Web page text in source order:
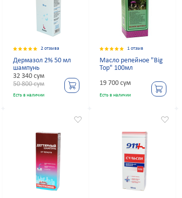
2 отзыва
Дермазол 2% 50 мл
шампунь
32 340 сум
50 800 сум
Есть в наличии
1 отзыв
Масло репейное "Big
Top" 100мл
19 700 сум
Есть в наличии